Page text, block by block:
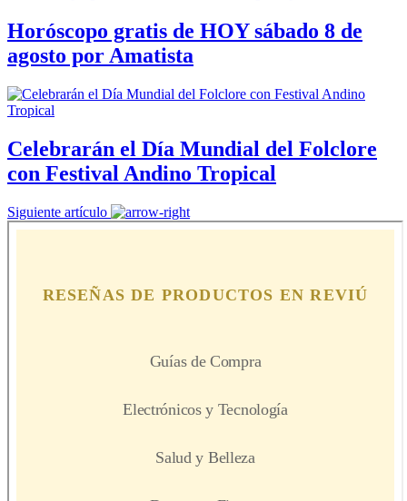
Horóscopo gratis de HOY sábado 8 de
agosto por Amatista
Celebrarán el Día Mundial del Folclore
con Festival Andino Tropical
Siguiente artículo